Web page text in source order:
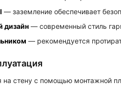
— заземление обеспечивает
дизайн — современный стиль
— рекомендуется
на стену с помощью монтажной